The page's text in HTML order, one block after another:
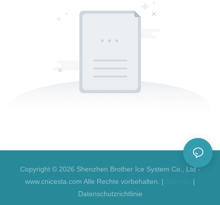
Copyright © 2026 Shenzhen Brother Ice System Co., Ltd -
www.cnicesta.com Alle Rechte vorbehalten. |
|
Datenschutzrichtlinie